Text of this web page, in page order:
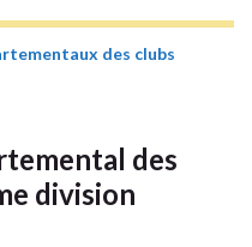
des clubs
des
division